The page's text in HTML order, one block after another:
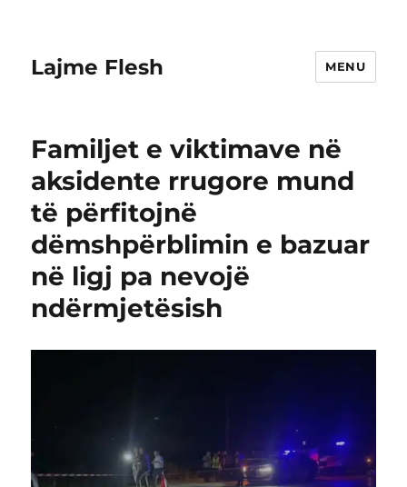
Lajme Flesh MENU
Familjet e viktimave në
aksidente rrugore mund
të përfitojnë
dëmshpërblimin e bazuar
në ligj pa nevojë
ndërmjetësish